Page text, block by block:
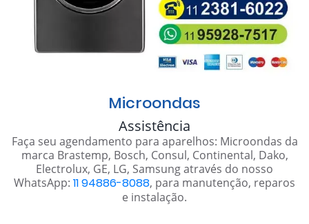
Microondas
Assistência
Faça seu agendamento para aparelhos: Microondas da
marca Brastemp, Bosch, Consul, Continental, Dako,
Electrolux, GE, LG, Samsung através do nosso
WhatsApp: 11 94886-8088, para manutenção, reparos
e instalação.